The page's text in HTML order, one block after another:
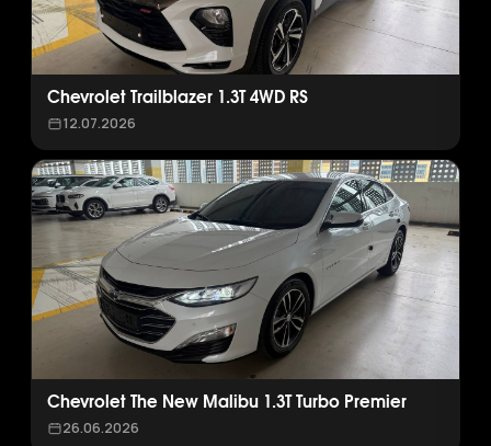
Chevrolet Trailblazer 1.3T 4WD RS
12.07.2026
Chevrolet The New Malibu 1.3T Turbo Premier
26.06.2026